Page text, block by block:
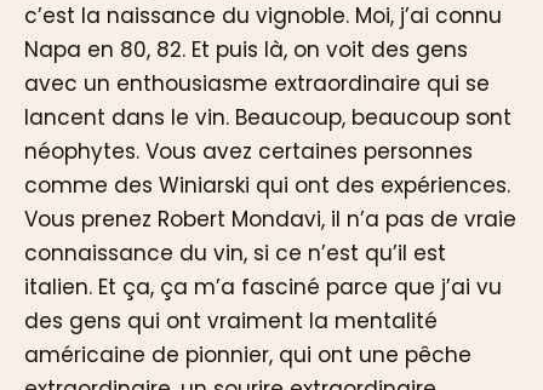
c’est la naissance du vignoble. Moi, j’ai connu
Napa en 80, 82. Et puis là, on voit des gens
avec un enthousiasme extraordinaire qui se
lancent dans le vin. Beaucoup, beaucoup sont
néophytes. Vous avez certaines personnes
comme des Winiarski qui ont des expériences.
Vous prenez Robert Mondavi, il n’a pas de vraie
connaissance du vin, si ce n’est qu’il est
italien. Et ça, ça m’a fasciné parce que j’ai vu
des gens qui ont vraiment la mentalité
américaine de pionnier, qui ont une pêche